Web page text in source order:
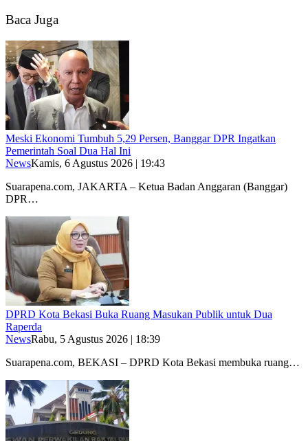
Baca Juga
Meski Ekonomi Tumbuh 5,29 Persen, Banggar DPR Ingatkan
Pemerintah Soal Dua Hal Ini
NewsKamis, 6 Agustus 2026 | 19:43
Suarapena.com, JAKARTA – Ketua Badan Anggaran (Banggar)
DPR…
DPRD Kota Bekasi Buka Ruang Masukan Publik untuk Dua
Raperda
NewsRabu, 5 Agustus 2026 | 18:39
Suarapena.com, BEKASI – DPRD Kota Bekasi membuka ruang…